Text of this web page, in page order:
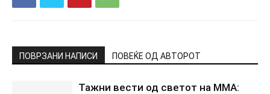
ПОВРЗАНИ НАПИСИ ПОВЕЌЕ ОД АВТОРОТ
Тажни вести од светот на ММА: